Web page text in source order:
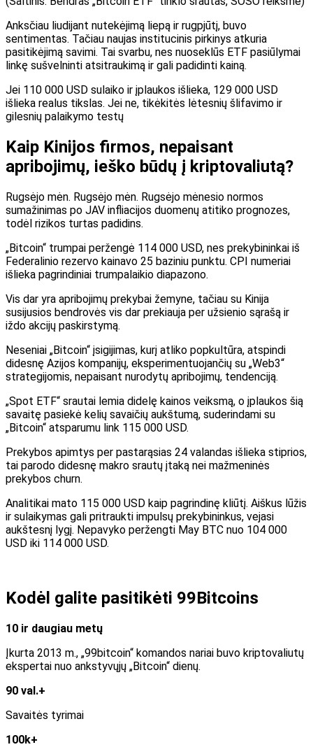
Anksčiau liudijant nutekėjimą liepą ir rugpjūtį, buvo
sentimentas. Tačiau naujas institucinis pirkinys atkuria
pasitikėjimą savimi. Tai svarbu, nes nuoseklūs ETF pasiūlymai
linkę sušvelninti atsitraukimą ir gali padidinti kainą.
Jei 110 000 USD sulaiko ir įplaukos išlieka, 129 000 USD
išlieka realus tikslas. Jei ne, tikėkitės lėtesnių šlifavimo ir
gilesnių palaikymo testų
Kaip Kinijos firmos, nepaisant
apribojimų, ieško būdų į kriptovaliutą?
Rugsėjo mėn. Rugsėjo mėn. Rugsėjo mėnesio normos
sumažinimas po JAV infliacijos duomenų atitiko prognozes,
todėl rizikos turtas padidins.
„Bitcoin“ trumpai peržengė 114 000 USD, nes prekybininkai iš
Federalinio rezervo kainavo 25 baziniu punktu. CPI numeriai
išlieka pagrindiniai trumpalaikio diapazono.
Vis dar yra apribojimų prekybai žemyne, tačiau su Kinija
susijusios bendrovės vis dar prekiauja per užsienio sąrašą ir
iždo akcijų paskirstymą.
Neseniai „Bitcoin“ įsigijimas, kurį atliko popkultūra, atspindi
didesnę Azijos kompanijų, eksperimentuojančių su „Web3“
strategijomis, nepaisant nurodytų apribojimų, tendenciją.
„Spot ETF“ srautai lemia didelę kainos veiksmą, o įplaukos šią
savaitę pasiekė kelių savaičių aukštumą, suderindami su
„Bitcoin“ atsparumu link 115 000 USD.
Prekybos apimtys per pastarąsias 24 valandas išlieka stiprios,
tai parodo didesnę makro srautų įtaką nei mažmeninės
prekybos churn.
Analitikai mato 115 000 USD kaip pagrindinę kliūtį. Aiškus lūžis
ir sulaikymas gali pritraukti impulsų prekybininkus, vejasi
aukštesnį lygį. Nepavyko peržengti May BTC nuo 104 000
USD iki 114 000 USD.
Kodėl galite pasitikėti 99Bitcoins
10 ir daugiau metų
Įkurta 2013 m., „99bitcoin“ komandos nariai buvo kriptovaliutų
ekspertai nuo ankstyvųjų „Bitcoin“ dienų.
90 val.+
Savaitės tyrimai
100k+